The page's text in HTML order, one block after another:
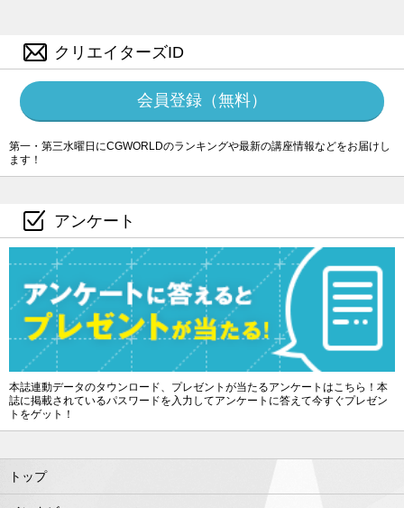
クリエイターズID
会員登録（無料）
第一・第三水曜日にCGWORLDのランキングや最新の講座情報などをお届けし
ます！
アンケート
本誌連動データのタウンロード、プレゼントが当たるアンケートはこちら！本
誌に掲載されているパスワードを入力してアンケートに答えて今すぐプレゼン
トをゲット！
トップ